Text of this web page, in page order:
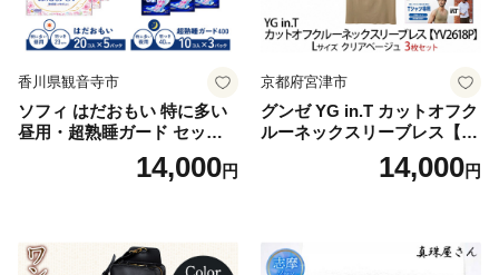
香川県観音寺市
ソフィ はだおもい 特に多い
昼用・超熟睡ガード セット
羽付き ナプキン 生理用品 サ
ニタリー ユニ・チャーム
14,000円
京都府宮津市
グンゼ YG in.T カットオフク
ルーネックスリーブレス【Y
V2618P】Lサイズ クリアベ
ージュ3枚セット [№5716-04
14,000円